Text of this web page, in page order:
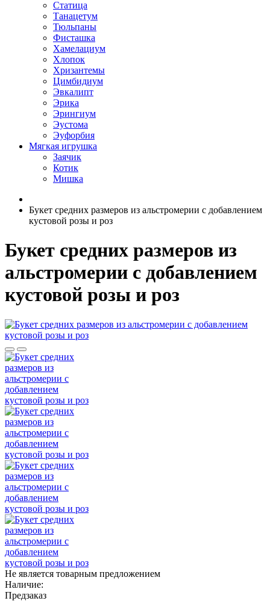
Статица
Танацетум
Тюльпаны
Фисташка
Хамелациум
Хлопок
Хризантемы
Цимбидиум
Эвкалипт
Эрика
Эрингиум
Эустома
Эуфорбия
Мягкая игрушка
Заячик
Котик
Мишка
Букет средних размеров из альстромерии c добавлением
кустовой розы и роз
Букет средних размеров из
альстромерии c добавлением
кустовой розы и роз
Не является товарным предложением
Наличие:
Предзаказ